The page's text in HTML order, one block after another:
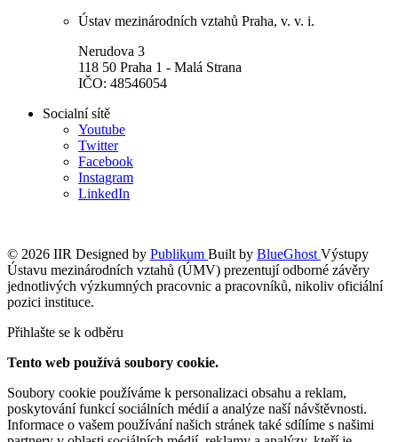
Ústav mezinárodních vztahů Praha, v. v. i.
Nerudova 3
118 50 Praha 1 - Malá Strana
IČO: 48546054
Socialní sítě
Youtube
Twitter
Facebook
Instagram
LinkedIn
© 2026 IIR Designed by Publikum Built by BlueGhost Výstupy
Ústavu mezinárodních vztahů (ÚMV) prezentují odborné závěry
jednotlivých výzkumných pracovnic a pracovníků, nikoliv oficiální
pozici instituce.
Přihlašte se k odběru
Tento web používá soubory cookie.
Soubory cookie používáme k personalizaci obsahu a reklam,
poskytování funkcí sociálních médií a analýze naší návštěvnosti.
Informace o vašem používání našich stránek také sdílíme s našimi